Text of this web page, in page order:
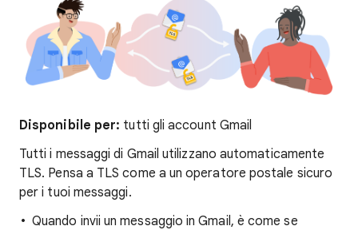
Disponibile per: tutti gli account Gmail
Tutti i messaggi di Gmail utilizzano automaticamente
TLS. Pensa a TLS come a un operatore postale sicuro
per i tuoi messaggi.
Quando invii un messaggio in Gmail, è come se